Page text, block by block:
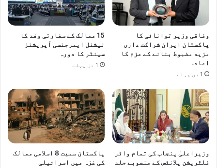
وفاقی وزیر توانائی کا
پاکستان ایران شراکت داری
مزید مضبوط بنانے کے عزم کا
اعادہ
1 دن پہلے
15 ممالک کے سفارتی وفد کا
نیشنل ایمرجنسی آپریشنز
سینٹر کا دورہ
1 دن پہلے
وزیراعلیٰ پنجاب کی تمام واٹر
فلٹریشن پلانٹس کے منصوبے جلد
پاکستان سمیت 8 اسلامی ممالک
کی غزہ میں اسرائیلی